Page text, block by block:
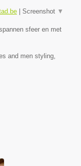
| Screenshot ▼
sfeer en met
and men styling,